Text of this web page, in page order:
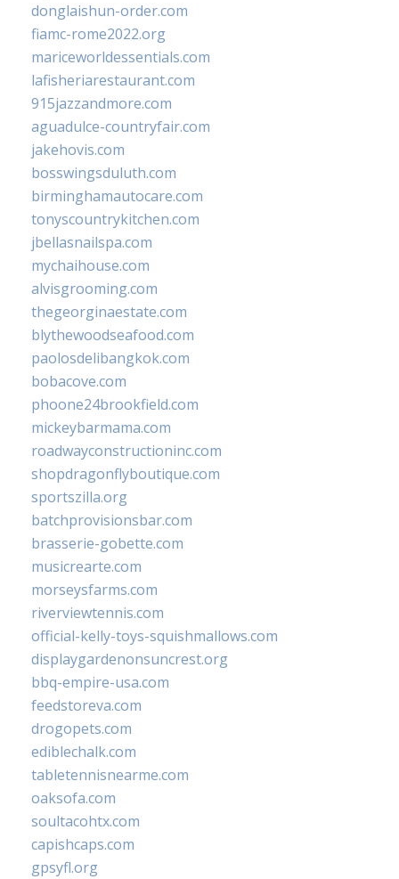
donglaishun-order.com
fiamc-rome2022.org
mariceworldessentials.com
lafisheriarestaurant.com
915jazzandmore.com
aguadulce-countryfair.com
jakehovis.com
bosswingsduluth.com
birminghamautocare.com
tonyscountrykitchen.com
jbellasnailspa.com
mychaihouse.com
alvisgrooming.com
thegeorginaestate.com
blythewoodseafood.com
paolosdelibangkok.com
bobacove.com
phoone24brookfield.com
mickeybarmama.com
roadwayconstructioninc.com
shopdragonflyboutique.com
sportszilla.org
batchprovisionsbar.com
brasserie-gobette.com
musicrearte.com
morseysfarms.com
riverviewtennis.com
official-kelly-toys-squishmallows.com
displaygardenonsuncrest.org
bbq-empire-usa.com
feedstoreva.com
drogopets.com
ediblechalk.com
tabletennisnearme.com
oaksofa.com
soultacohtx.com
capishcaps.com
gpsyfl.org